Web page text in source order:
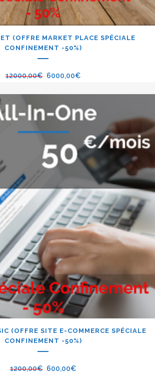
(OFFRE MARKET PLACE SPÉCIALE
CONFINEMENT -50%)
12000,00€ 6000,00€
(OFFRE SITE E-COMMERCE SPÉCIALE
CONFINEMENT -50%)
1200,00€ 600,00€